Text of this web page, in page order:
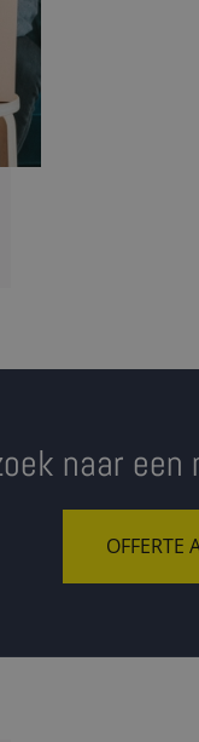
naar
OFFERTE